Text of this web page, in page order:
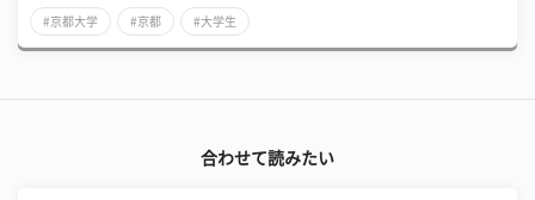
#京都大学 #京都 #大学生
合わせて読みたい